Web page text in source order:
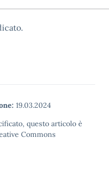
19.03.2024
questo articolo è
Commons